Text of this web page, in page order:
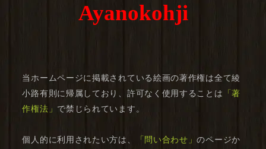
Ayanokohji
当ホームページに掲載されている絵画の著作権は全て綾
小路有則に帰属しており、許可なく使用することは 「著
作権法」 で禁じられています。
個人的に利用されたい方は、 「問い合わせ」のページか